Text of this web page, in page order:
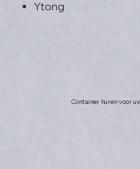
Ytong
Container huren voor